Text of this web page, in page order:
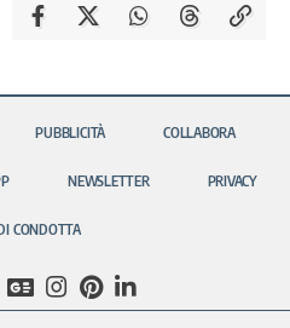
PUBBLICITÀ COLLABORA
NEWSLETTER PRIVACY
CONDOTTA